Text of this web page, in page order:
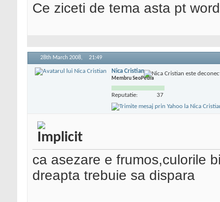
Ce ziceti de tema asta pt
28th March 2008, 21:49
Nica Cristian
Membru SeoPedia
Reputatie: 37
ca asezare e frumos,culorile
dreapta trebuie sa dispara